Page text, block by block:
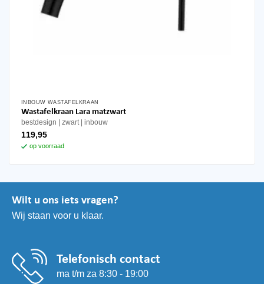
INBOUW WASTAFELKRAAN
Wastafelkraan Lara matzwart
bestdesign zwart inbouw
119,95
op voorraad
Wilt u ons iets vragen?
Wij staan voor u klaar.
Telefonisch contact
ma t/m za 8:30 - 19:00